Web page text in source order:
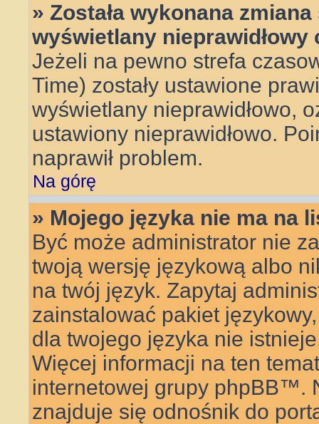
» Została wykonana
wyświetlany nieprawidłowy
Jeżeli na pewno strefa
Time) zostały ustawione
wyświetlany nieprawidłowo,
ustawiony nieprawidłowo.
naprawił problem.
Na górę
» Mojego języka nie ma na
Być może administrator nie
twoją wersję językową albo
na twój język. Zapytaj
zainstalować pakiet
dla twojego języka nie
Więcej informacji na ten
internetowej grupy phpBB™.
znajduje się odnośnik do